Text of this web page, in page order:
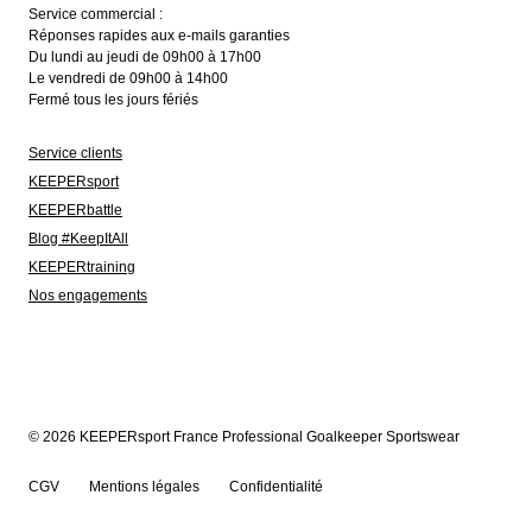
Service commercial :
Réponses rapides aux e-mails garanties
Du lundi au jeudi de 09h00 à 17h00
Le vendredi de 09h00 à 14h00
Fermé tous les jours fériés
Service clients
KEEPERsport
KEEPERbattle
Blog #KeepItAll
KEEPERtraining
Nos engagements
© 2026 KEEPERsport France Professional Goalkeeper Sportswear
CGV Mentions légales Confidentialité